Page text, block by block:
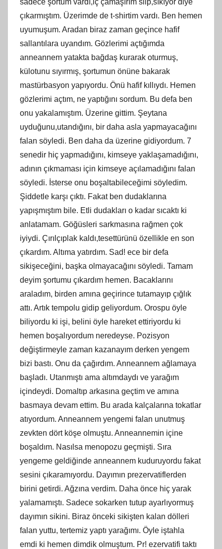
çıkarmıştım. Üzerimde de t-shirtim vardı. Ben hemen
uyumuşum. Aradan biraz zaman geçince hafif
sallantılara uyandım. Gözlerimi açtığımda
anneannem yatakta bağdaş kurarak oturmuş,
külotunu sıyırmış, şortumun önüne bakarak
mastürbasyon yapıyordu. Önü hafif kıllıydı. Hemen
gözlerimi açtım, ne yaptığını sordum. Bu defa ben
onu yakalamıştım. Üzerine gittim. Şeytana
uyduğunu,utandığını, bir daha asla yapmayacağını
falan söyledi. Ben daha da üzerine gidiyordum. 7
senedir hiç yapmadığını, kimseye yaklaşamadığını,
adının çıkmaması için kimseye açılamadığını falan
söyledi. İsterse onu boşaltabileceğimi söyledim.
Şiddetle karşı çıktı. Fakat ben dudaklarına
yapışmıştım bile. Etli dudakları o kadar sıcaktı ki
anlatamam. Göğüsleri sarkmasına rağmen çok
iyiydi. Çırılçıplak kaldı,tesettürünü özellikle en son
çıkardım. Altıma yatırdım. Sad! ece bir defa
sikişeceğini, başka olmayacağını söyledi. Tamam
deyim şortumu çıkardım hemen. Bacaklarını
araladım, birden amına geçirince tutamayıp çığlık
attı. Artık tempolu gidip geliyordum. Orospu öyle
biliyordu ki işi, belini öyle hareket ettiriyordu ki
hemen boşalıyordum neredeyse. Pozisyon
değiştirmeyle zaman kazanayım derken yengem
bizi bastı. Onu da çağırdım. Anneannem ağlamaya
başladı. Utanmıştı ama altımdaydı ve yarağım
içindeydi. Domaltıp arkasına geçtim ve amına
basmaya devam ettim. Bu arada kalçalarına tokatlar
atıyordum. Anneannem yengemi falan unutmuş
zevkten dört köşe olmuştu. Anneannemin içine
boşaldım. Nasılsa menopozu geçmişti. Sıra
yengeme geldiğinde anneannem kuduruyordu fakat
sesini çıkaramıyordu. Dayımın prezervatiflerden
birini getirdi. Ağzına verdim. Daha önce hiç yarak
yalamamıştı. Sadece sokarken tutup ayarlıyormuş
dayımın sikini. Biraz önceki sikişten kalan dölleri
falan yuttu, tertemiz yaptı yarağımı. Öyle iştahla
emdi ki hemen dimdik olmuştum. Pr! ezervatifi taktı